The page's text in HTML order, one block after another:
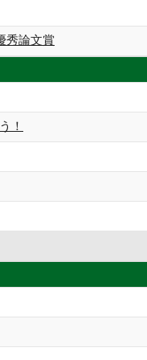
秀論文賞
！